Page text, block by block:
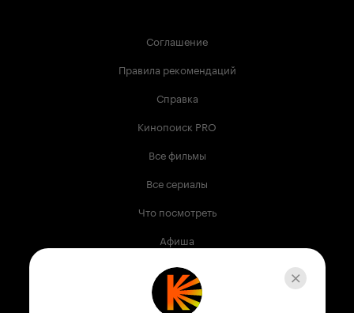
Соглашение
Правила рекомендаций
Справка
Кинопоиск PRO
Все фильмы
Все сериалы
Что посмотреть
Афиша
Музыка
Телепрограмма